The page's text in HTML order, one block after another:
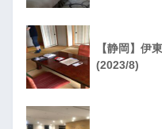
【静岡】伊
(2023/8)